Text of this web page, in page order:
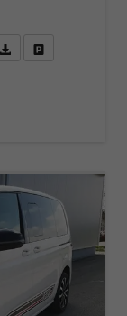
Sie an
Fahrzeugexposé (PDF)